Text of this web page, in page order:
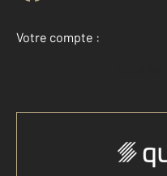
Votre compte :